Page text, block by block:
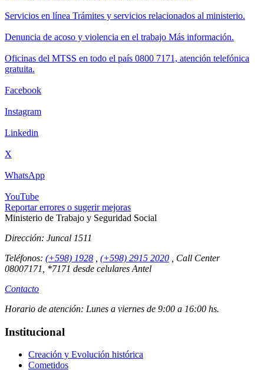
Servicios en línea Trámites y servicios relacionados al ministerio.
Denuncia de acoso y violencia en el trabajo Más información.
Oficinas del MTSS en todo el país 0800 7171, atención telefónica
gratuita.
Facebook
Instagram
Linkedin
X
WhatsApp
YouTube
Reportar errores o sugerir mejoras
Ministerio de Trabajo y Seguridad Social
Dirección: Juncal 1511
Teléfonos: (+598) 1928 (+598) 2915 2020
Call Center
08007171, *7171 desde celulares Antel
Contacto
Horario de atención: Lunes a viernes de 9:00 a 16:00 hs.
Institucional
Creación y Evolución histórica
Cometidos